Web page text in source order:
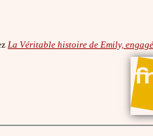
La Véritable histoire de Emily,